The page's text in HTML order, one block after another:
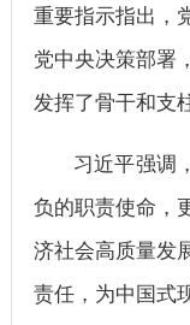
重要指示指出，
党中央决策部署
发挥了骨干和支
习近平强调
负的职责使命，
济社会高质量发
责任，为中国式